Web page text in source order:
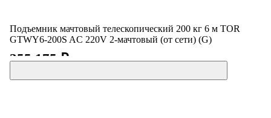
Подъемник мачтовый телескопический 200 кг 6 м TOR
GTWY6-200S AC 220V 2-мачтовый (от сети) (G)
355 175 ₽